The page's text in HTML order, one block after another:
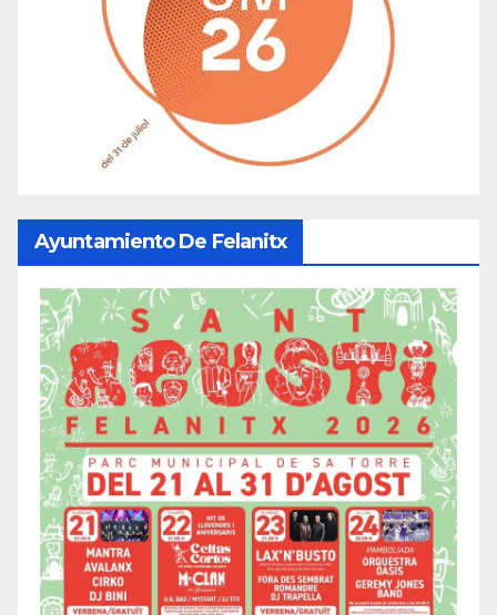
Ayuntamiento De Felanitx